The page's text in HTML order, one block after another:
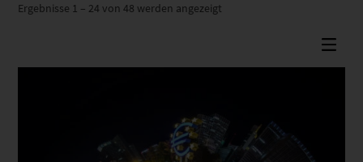
Ergebnisse 1 – 24 von 48 werden angezeigt